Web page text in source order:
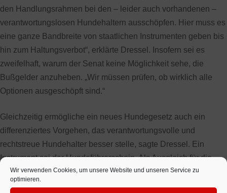
Wir verwenden Cookies, um unsere Website und unseren Service zu
optimieren.
den Handlungsrahmen bei den – leider auch vorhandenen –
verantwortungslosen Hundehaltern ausschöpfen. Hier muss es
eine ganze Bandbreite von staatlichen Instrumenten geben bis
hin zum Haltungsverbot“, erklärte Dressel. Insofern sei es
zweifelhaft, warum der Senat keine Möglichkeit sehe, die
Bußgelder anzuheben. „Wir müssen prüfen, ob wirklich alle
Optionen ausgeschöpft sind.“
Gleichzeitig ermögliche ein neues Hundegesetz auch ein
differenziertes Vorgehen, das verantwortungsvolle und
rechtstreue Hundehalter besser stelle, sagte Dressel. Ein
Instrument sei der Hundeführerschein. Als Ausgleich für die
verschärfte Leinenpflicht sei zudem die Schaffung von
genügend und geeigneten Hundefreilaufflächen von